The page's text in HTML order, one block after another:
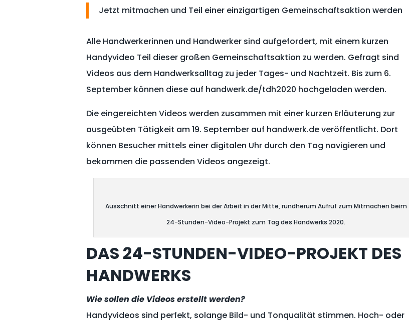
Jetzt mitmachen und Teil einer einzigartigen Gemeinschaftsaktion werden
Alle Handwerkerinnen und Handwerker sind aufgefordert, mit einem kurzen
Handyvideo Teil dieser großen Gemeinschaftsaktion zu werden. Gefragt sind
Videos aus dem Handwerksalltag zu jeder Tages- und Nachtzeit. Bis zum 6.
September können diese auf handwerk.de/tdh2020 hochgeladen werden.
Die eingereichten Videos werden zusammen mit einer kurzen Erläuterung zur
ausgeübten Tätigkeit am 19. September auf handwerk.de veröffentlicht. Dort
können Besucher mittels einer digitalen Uhr durch den Tag navigieren und
bekommen die passenden Videos angezeigt.
Ausschnitt einer Handwerkerin bei der Arbeit in der Mitte, rundherum Aufruf zum Mitmachen beim
24-Stunden-Video-Projekt zum Tag des Handwerks 2020.
DAS 24-STUNDEN-VIDEO-PROJEKT DES
HANDWERKS
Wie sollen die Videos erstellt werden?
Handyvideos sind perfekt, solange Bild- und Tonqualität stimmen. Hoch- oder